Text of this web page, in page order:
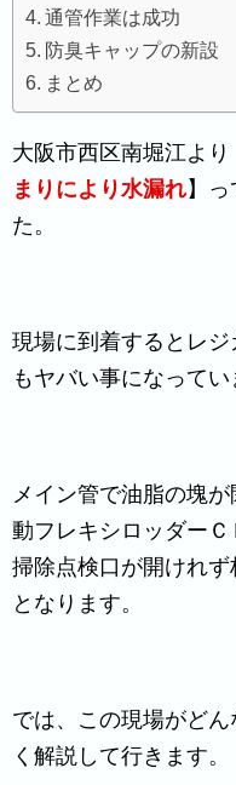
通管作業は成功
防臭キャップの新設
まとめ
大阪市西区南堀江より
まりにより水漏れ】っ
た。
現場に到着するとレ
もヤバい事になってい
メイン管で油脂の塊
動フレキシロッダー
掃除点検口が開けれ
となります。
では、この現場がど
く解説して行きます。